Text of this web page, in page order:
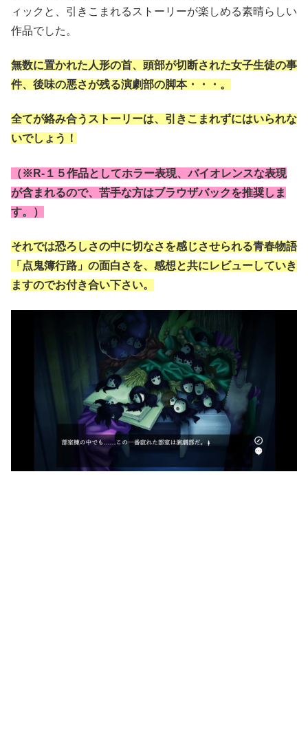
ィックと、引きこまれるストーリーが楽しめる素晴らしい
作品でした。
無数に置かれた人形の首、頭部が切断された女子生徒の事
件、後味の悪さが残る演劇部の脚本・・・。
全てが絡み合うストーリーは、引きこまれずにはいられな
いでしょう！
（※R-１５作品としてホラー表現、バイオレンスな表現
が含まれるので、苦手な方はブラウザバックを推奨しま
す。）
それでは恐ろしさの中に切なさを感じさせられる青春物語
「点鬼簿行路」の面白さを、感想と共にレビューしていき
ますのでお付き合い下さい。